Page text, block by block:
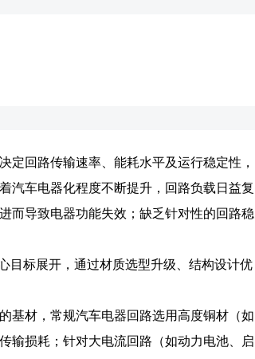
定回路传输速率、能耗水平及运行稳定性，
汽车电器化程度不断提升，回路负载日益复
而导致电器功能失效；缺乏针对性的回路稳
目标展开，通过材质选型升级、结构设计优
基材，常规汽车电器回路选用高度铜材（如
输损耗；针对大电流回路（如动力电池、启